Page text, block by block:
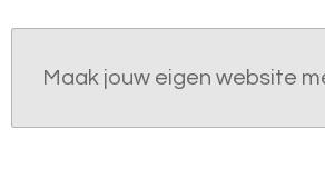
Maak jouw eigen website